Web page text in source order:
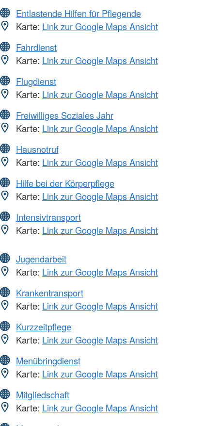
Entlastende Hilfen für Pflegende
Karte: Link zur Google Maps Ansicht
Fahrdienst
Karte: Link zur Google Maps Ansicht
Flugdienst
Karte: Link zur Google Maps Ansicht
Freiwilliges Soziales Jahr
Karte: Link zur Google Maps Ansicht
Hausnotruf
Karte: Link zur Google Maps Ansicht
Hilfe bei der Körperpflege
Karte: Link zur Google Maps Ansicht
Intensivtransport
Karte: Link zur Google Maps Ansicht
Jugendarbeit
Karte: Link zur Google Maps Ansicht
Krankentransport
Karte: Link zur Google Maps Ansicht
Kurzzeitpflege
Karte: Link zur Google Maps Ansicht
Menübringdienst
Karte: Link zur Google Maps Ansicht
Mitgliedschaft
Karte: Link zur Google Maps Ansicht